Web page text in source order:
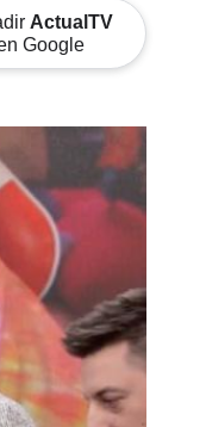
ActualTV
Google